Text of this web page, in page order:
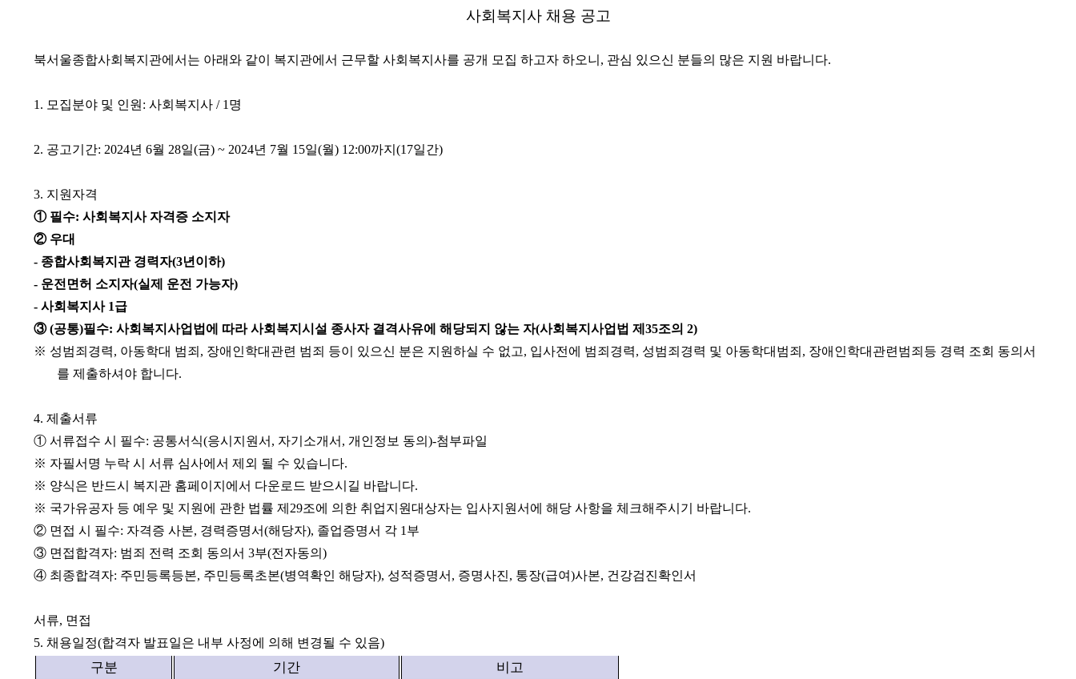
사회복지사 채용 공고
북서울종합사회복지관에서는 아래와 같이 복지관에서 근무할 사회복지사를 공개 모집 하고자 하오니 , 관심 있으신 분들의 많은 지원 바랍니다.
1. 모집분야 및 인원 : 사회복지사 / 1 명
2. 공고기간: 2024년 6월 28일(금) ~ 2024년 7월 15일(월) 12:00까지 (17일간)
3. 지원자격
① 필수: 사회복지사 자격증 소지자
② 우대
- 종합사회복지관 경력자(3년이하)
- 운전면허 소지자(실제 운전 가능자)
- 사회복지사 1급
③(공통)필수: 사회복지사업법에 따라 사회복지시설 종사자 결격사유에 해당되지 않는 자(사회복지사업법 제 35조의 2)
※ 성범죄경력, 아동학대 범죄 , 장애인학대관련 범죄 등이 있으신 분은 지원하실 수 없고, 입사전에 범죄경력, 성범죄경력 및 아동학대범죄 , 장애인학대관련범죄등 경력 조회 동의서
를 제출하셔야 합니다.
4. 제출서류
① 서류접수 시 필수: 공통서식(응시지원서 , 자기소개서 , 개인정보 동의 )-첨부파일
※ 자필서명 누락 시 서류 심사에서 제외 될 수 있습니다.
※ 양식은 반드시 복지관 홈페이지에서 다운로드 받으시길 바랍니다.
※ 국가유공자 등 예우 및 지원에 관한 법률 제 29조에 의한 취업지원대상자는 입사지원서에 해당 사항을 체크해주시기 바랍니다.
② 면접 시 필수: 자격증 사본, 경력증명서(해당자), 졸업증명서 각 1 부
③ 면접합격자: 범죄 전력 조회 동의서 3부(전자동의 )
④ 최종합격자: 주민등록등본, 주민등록초본(병역확인 해당자), 성적증명서 , 증명사진, 통장(급여)사본, 건강검진확인서
서류, 면접
5. 채용일정(합격자 발표일은 내부 사정에 의해 변경될 수 있음)
구분 기간 비고